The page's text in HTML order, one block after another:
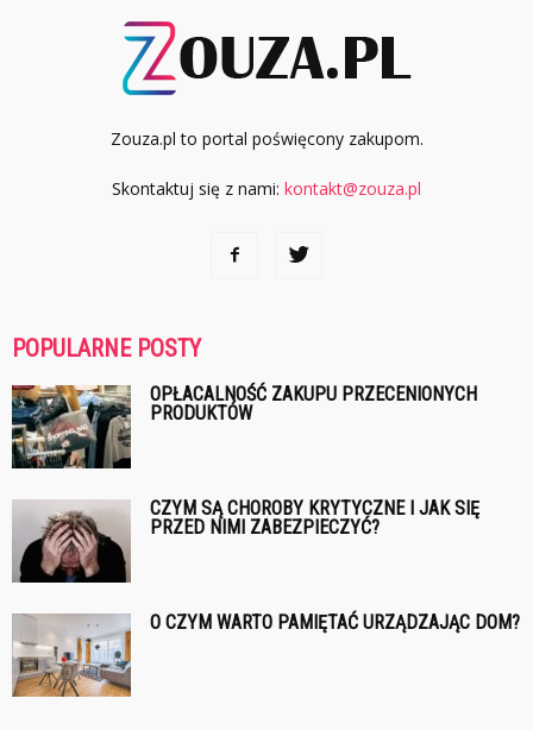
Zouza.pl to portal poświęcony zakupom.
Skontaktuj się z nami: kontakt@zouza.pl
POPULARNE POSTY
OPŁACALNOŚĆ ZAKUPU PRZECENIONYCH
PRODUKTÓW
CZYM SĄ CHOROBY KRYTYCZNE I JAK SIĘ
PRZED NIMI ZABEZPIECZYĆ?
O CZYM WARTO PAMIĘTAĆ URZĄDZAJĄC DOM?